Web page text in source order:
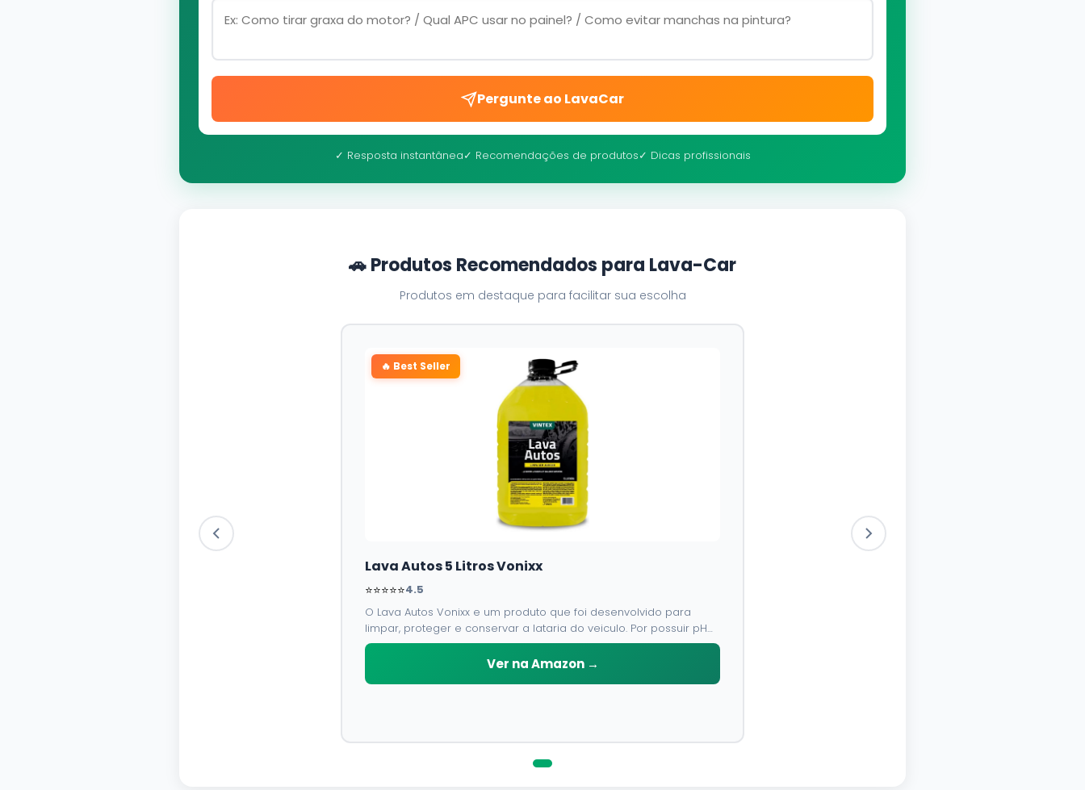
Pergunte ao LavaCar
✓ Resposta instantânea✓ Recomendações de produtos✓ Dicas profissionais
🚗 Produtos Recomendados para Lava-Car
Produtos em destaque para facilitar sua escolha
🔥 Best Seller
Lava Autos 5 Litros Vonixx
⭐⭐⭐⭐⭐4.5
O Lava Autos Vonixx e um produto que foi desenvolvido para
limpar, proteger e conservar a lataria do veiculo. Por possuir pH
neutro, pode ser aplicado em qualquer superficie sem correr o
Ver na Amazon →